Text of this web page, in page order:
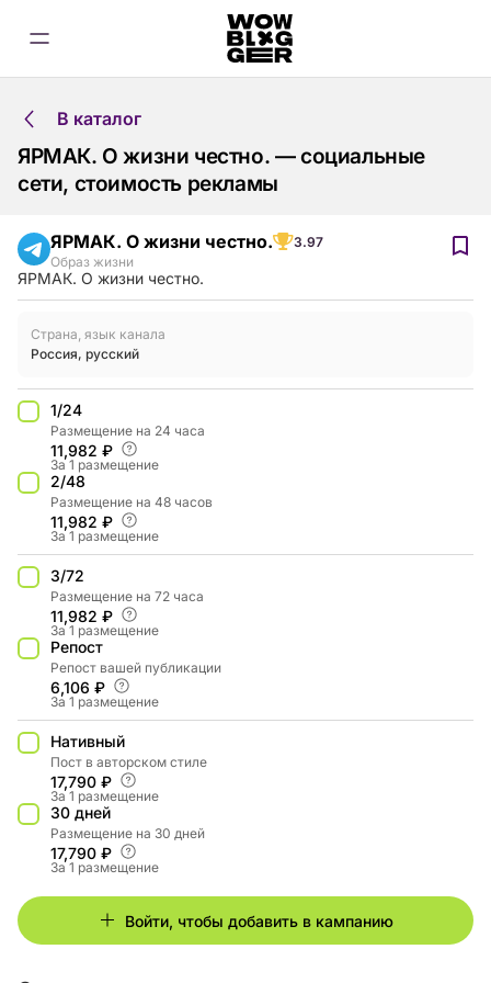
В каталог
ЯРМАК. О жизни честно. — социальные
сети, стоимость рекламы
ЯРМАК. О жизни честно.
3.97
Образ жизни
ЯРМАК. О жизни честно.
Страна, язык канала
Россия, русский
1/24
Размещение на 24 часа
11,982 ₽
За 1 размещение
2/48
Размещение на 48 часов
11,982 ₽
За 1 размещение
3/72
Размещение на 72 часа
11,982 ₽
За 1 размещение
Репост
Репост вашей публикации
6,106 ₽
За 1 размещение
Нативный
Пост в авторском стиле
17,790 ₽
За 1 размещение
30 дней
Размещение на 30 дней
17,790 ₽
За 1 размещение
Войти, чтобы добавить в кампанию